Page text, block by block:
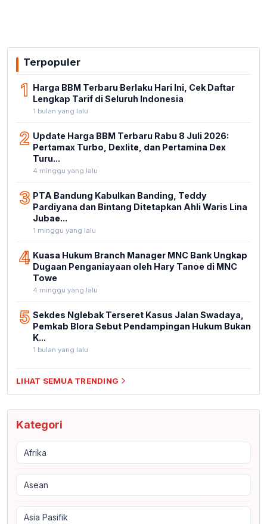
Terpopuler
1 Harga BBM Terbaru Berlaku Hari Ini, Cek Daftar
Lengkap Tarif di Seluruh Indonesia
1 bulan yang lalu
2 Update Harga BBM Terbaru Rabu 8 Juli 2026:
Pertamax Turbo, Dexlite, dan Pertamina Dex
Turu...
4 minggu yang lalu
3 PTA Bandung Kabulkan Banding, Teddy
Pardiyana dan Bintang Ditetapkan Ahli Waris Lina
Jubae...
1 minggu yang lalu
4 Kuasa Hukum Branch Manager MNC Bank Ungkap
Dugaan Penganiayaan oleh Hary Tanoe di MNC
Towe
4 minggu yang lalu
5 Sekdes Nglebak Terseret Kasus Jalan Swadaya,
Pemkab Blora Sebut Pendampingan Hukum Bukan
K...
1 bulan yang lalu
LIHAT SEMUA TRENDING
Kategori
Afrika
Asean
Asia Pasifik